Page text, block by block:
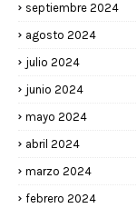
septiembre 2024
agosto 2024
julio 2024
junio 2024
mayo 2024
abril 2024
marzo 2024
febrero 2024